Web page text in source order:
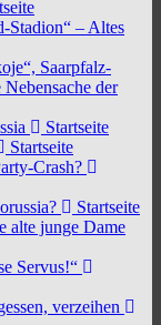
Stadion“ – Altes
Saarpfalz-
der
Startseite
Startseite
Crash?
Startseite
alte junge Dame
Servus!“
verzeihen